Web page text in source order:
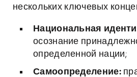
нескольких ключевых
Национальная
осознание
определенной нации;
Самоопределение: